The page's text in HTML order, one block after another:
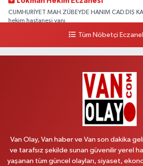
CUMHURİYET MAH.ZÜBEYDE HANIM CAD.DIŞ
hekim hastanesi yanı
Yol Tarifi Al
Vanyolu Caddesi Yeni Diş Hastanesi Yanı NO:102F
Yol Tarifi Al
CUMHURİYET MAH.KONAK SK.NO:6
0 (530) 442 24 65 Yol Tarifi Al
Tüm Nöbetçi
Van Olay, Van haber ve Van son dakika
ve tarafsız şekilde sunan güvenilir yerel
yaşanan tüm güncel olayları, siyaset,